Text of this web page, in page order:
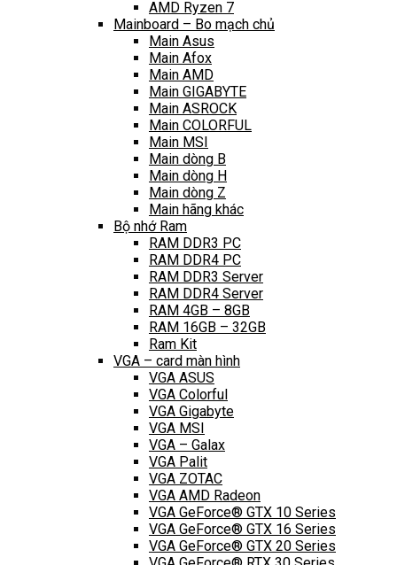
AMD Ryzen 7
Mainboard – Bo mạch chủ
Main Asus
Main Afox
Main AMD
Main GIGABYTE
Main ASROCK
Main COLORFUL
Main MSI
Main dòng B
Main dòng H
Main dòng Z
Main hãng khác
Bộ nhớ Ram
RAM DDR3 PC
RAM DDR4 PC
RAM DDR3 Server
RAM DDR4 Server
RAM 4GB – 8GB
RAM 16GB – 32GB
Ram Kit
VGA – card màn hình
VGA ASUS
VGA Colorful
VGA Gigabyte
VGA MSI
VGA – Galax
VGA Palit
VGA ZOTAC
VGA AMD Radeon
VGA GeForce® GTX 10 Series
VGA GeForce® GTX 16 Series
VGA GeForce® GTX 20 Series